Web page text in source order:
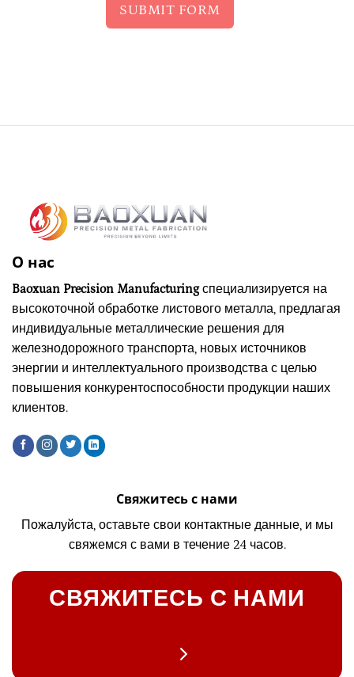
SUBMIT FORM
О нас
Baoxuan Precision Manufacturingспециализируется на
высокоточной обработке листового металла, предлагая
индивидуальные металлические решения для
железнодорожного транспорта, новых источников
энергии и интеллектуального производства с целью
повышения конкурентоспособности продукции наших
клиентов.
Свяжитесь с нами
Пожалуйста, оставьте свои контактные данные, и мы
свяжемся с вами в течение 24 часов.
СВЯЖИТЕСЬ С НАМИ